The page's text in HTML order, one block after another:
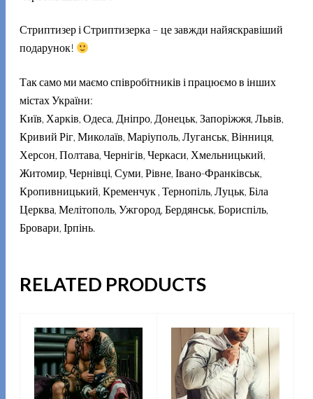
Стриптизер і Стриптизерка – це завжди найяскравіший
подарунок!
Так само ми маємо співробітників і працюємо в інших
містах України:
Київ, Харків, Одеса, Дніпро, Донецьк, Запоріжжя, Львів,
Кривий Ріг, Миколаїв, Маріуполь, Луганськ, Вінниця,
Херсон, Полтава, Чернігів, Черкаси, Хмельницький,
Житомир, Чернівці, Суми, Рівне, Івано-Франківськ,
Кропивницький, Кременчук , Тернопіль, Луцьк, Біла
Церква, Мелітополь, Ужгород, Бердянськ, Бориспіль,
Бровари, Ірпінь.
RELATED PRODUCTS